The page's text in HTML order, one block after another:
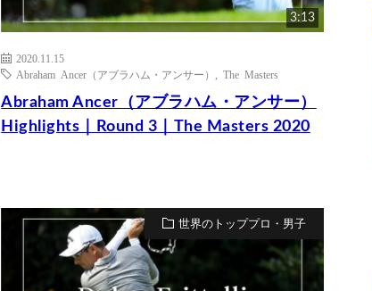
3:13
2020.11.15
Abraham Ancer（アブラハム・アンサー）
,The Masters
Abraham Ancer（アブラハム・アンサー）
Highlights｜Round 3｜The Masters 2020
世界のトッププロ・男子